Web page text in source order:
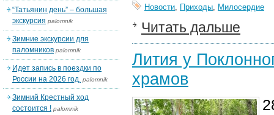
Новости, Приходы, Милосердие
Читать дальше
Лития у
храмов
“Татьянин день” – большая
экскурсия palomnik
Зимние экскурсии для
паломников palomnik
Идет запись в поездки по
России на 2026 год. palomnik
Зимний Крестный ход
состоится ! palomnik